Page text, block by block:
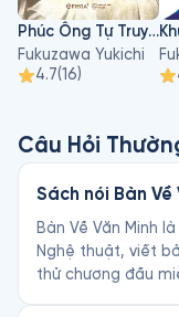
Phúc Ông Tự Truyện
Fukuzawa Yukichi
4.7(16)
Câu Hỏi
Sách nói Bàn
Bàn Về Văn Minh
Nghệ thuật, viết
thử chương đầu